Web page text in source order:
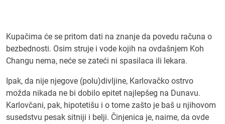
Kupačima će se pritom dati na znanje da povedu računa o
bezbednosti. Osim struje i vode kojih na ovdašnjem Koh
Changu nema, neće se zateći ni spasilaca ili lekara.
Ipak, da nije njegove (polu)divljine, Karlovačko ostrvo
možda nikada ne bi dobilo epitet najlepšeg na Dunavu.
Karlovčani, pak, hipotetišu i o tome zašto je baš u njihovom
susedstvu pesak sitniji i belji. Činjenica je, naime, da ovde